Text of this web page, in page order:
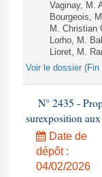
Vaginay, M.
Bourgeois,
M. Christian
Lorho, M.
Lioret, M.
Voir le dossier (Fin
N° 2435 -
surexposition
Date de
dépôt :
04/02/2026